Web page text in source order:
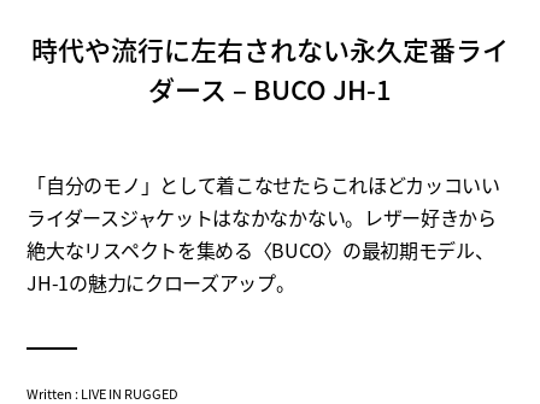
時代や流行に左右されない永久定番ライ
ダース – BUCO JH-1
「自分のモノ」として着こなせたらこれほどカッコいい
ライダースジャケットはなかなかない。レザー好きから
絶大なリスペクトを集める〈BUCO〉の最初期モデル、
JH-1の魅力にクローズアップ。
Written : LIVE IN RUGGED